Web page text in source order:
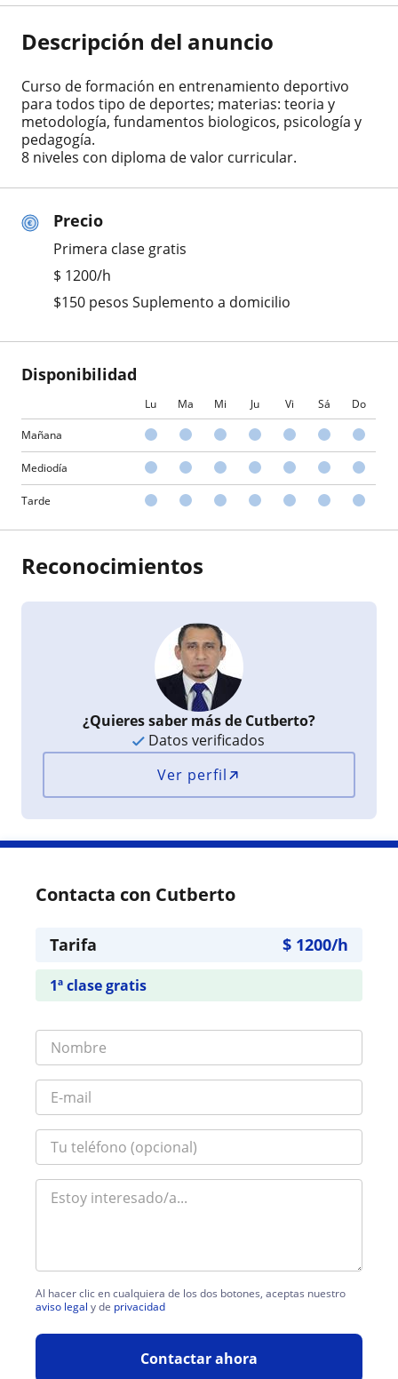
Precio
Primera clase gratis
$ 1200/h
$150 pesos Suplemento a domicilio
Disponibilidad
Lu Ma Mi Ju Vi Sá Do
Mañana
Mediodía
Tarde
Descripción del anuncio
Curso de formación en entrenamiento deportivo
para todos tipo de deportes; materias: teoria y
metodología, fundamentos biologicos, psicología y
pedagogía.
8 niveles con diploma de valor curricular.
Reconocimientos
¿Quieres saber más de Cutberto?
Datos verificados
Ver perfil
Contacta con Cutberto
Tarifa $ 1200/h
1ª clase gratis
Al hacer clic en cualquiera de los dos botones, aceptas nuestro
aviso legal y de privacidad
Contactar ahora